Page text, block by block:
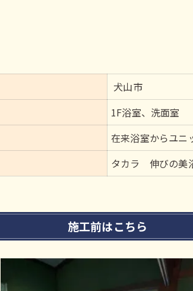
犬山市
1F浴室、洗面室
在来浴室からユニ
タカラ 伸びの
施工前はこちら